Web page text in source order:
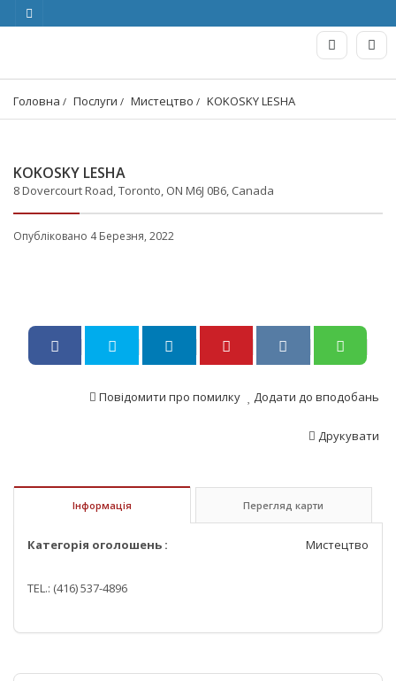
Головна Послуги Мистецтво KOKOSKY LESHA
KOKOSKY LESHA
8 Dovercourt Road, Toronto, ON M6J 0B6, Canada
Опубліковано 4 Березня, 2022
Додати до вподобань
Повідомити про помилку
Друкувати
Інформація Перегляд карти
Категорія оголошень : Мистецтво
TEL.: (416) 537-4896